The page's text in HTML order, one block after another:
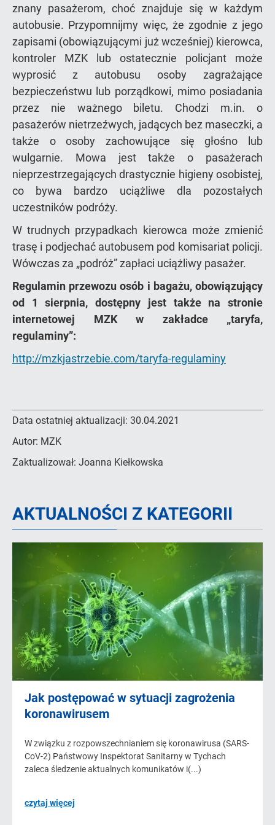
znany pasażerom, choć znajduje się w każdym
autobusie. Przypomnijmy więc, że zgodnie z jego
zapisami (obowiązującymi już wcześniej) kierowca,
kontroler MZK lub ostatecznie policjant może
wyprosić z autobusu osoby zagrażające
bezpieczeństwu lub porządkowi, mimo posiadania
przez nie ważnego biletu. Chodzi m.in. o
pasażerów nietrzeźwych, jadących bez maseczki, a
także o osoby zachowujące się głośno lub
wulgarnie. Mowa jest także o pasażerach
nieprzestrzegających drastycznie higieny osobistej,
co bywa bardzo uciążliwe dla pozostałych
uczestników podróży.
W trudnych przypadkach kierowca może zmienić
trasę i podjechać autobusem pod komisariat policji.
Wówczas za „podróż” zapłaci uciążliwy pasażer.
Regulamin przewozu osób i bagażu, obowiązujący
od 1 sierpnia, dostępny jest także na stronie
internetowej MZK w zakładce „taryfa,
regulaminy”:
http://mzkjastrzebie.com/taryfa-regulaminy
Data ostatniej aktualizacji: 30.04.2021
Autor: MZK
Zaktualizował: Joanna Kiełkowska
AKTUALNOŚCI Z KATEGORII
Jak postępować w sytuacji zagrożenia
koronawirusem
W związku z rozpowszechnianiem się koronawirusa (SARS-
CoV-2) Państwowy Inspektorat Sanitarny w Tychach
zaleca śledzenie aktualnych komunikatów i(...)
czytaj więcej